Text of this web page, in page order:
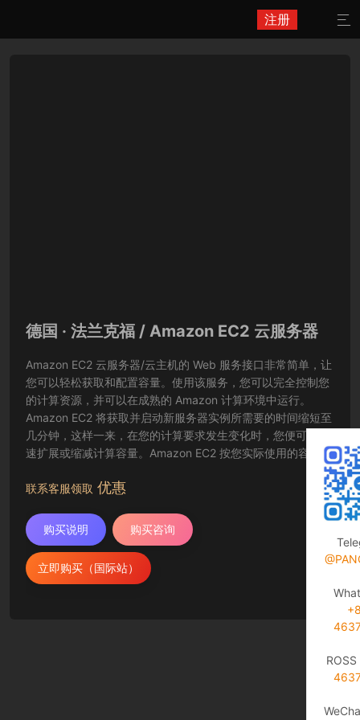
注册 
德国 · 法兰克福 / Amazon EC2 云服务器
Amazon EC2 云服务器/云主机的 Web 服务接口非常简单，让
您可以轻松获取和配置容量。使用该服务，您可以完全控制您
的计算资源，并可以在成熟的 Amazon 计算环境中运行。
Amazon EC2 将获取并启动新服务器实例所需要的时间缩短至
几分钟，这样一来，在您的计算要求发生变化时，您便可以快
速扩展或缩减计算容量。Amazon EC2 按您实际使用的容量收
费，改变了计算的成本结算方式。Amazon EC2 云服务器还为
开发人员提供了创建故障恢复应用程序以及排除常见故障情况
联系客服领取 优惠
购买说明 购买咨询
立即购买（国际站）